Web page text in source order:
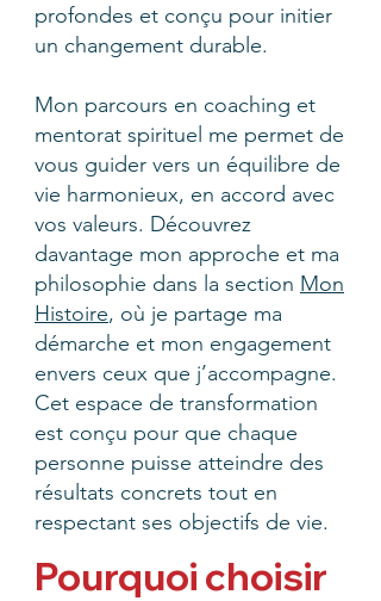
profondes et conçu pour initier
un changement durable.
Mon parcours en coaching et
mentorat spirituel me permet de
vous guider vers un équilibre de
vie harmonieux, en accord avec
vos valeurs. Découvrez
davantage mon approche et ma
philosophie dans la section Mon
Histoire, où je partage ma
démarche et mon engagement
envers ceux que j’accompagne.
Cet espace de transformation
est conçu pour que chaque
personne puisse atteindre des
résultats concrets tout en
respectant ses objectifs de vie.
Pourquoi choisir